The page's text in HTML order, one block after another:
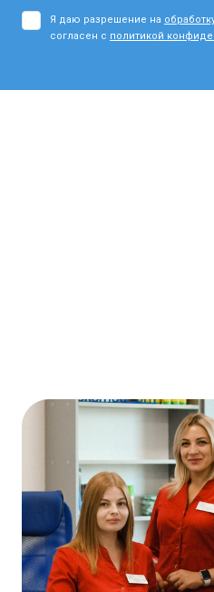
Я даю разрешение на
согласен с политикой